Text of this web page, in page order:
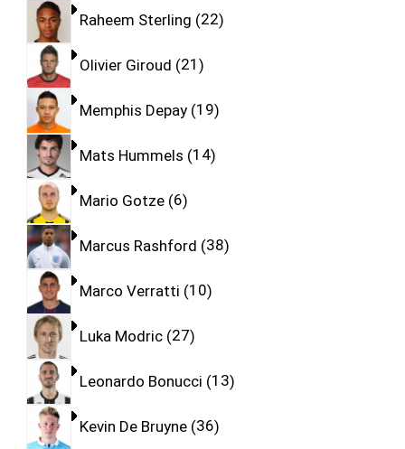
Raheem Sterling 22
Olivier Giroud 21
Memphis Depay 19
Mats Hummels 14
Mario Gotze 6
Marcus Rashford 38
Marco Verratti 10
Luka Modric 27
Leonardo Bonucci 13
Kevin De Bruyne 36